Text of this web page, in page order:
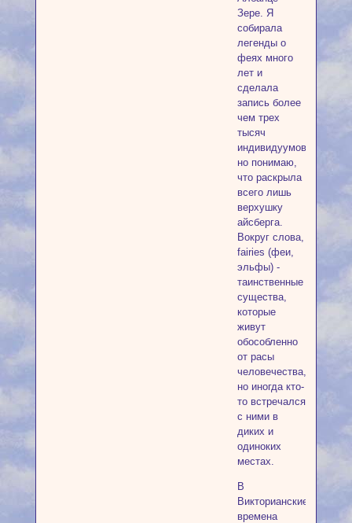
Зере. Я
собирала
легенды о
феях много
лет и
сделала
запись более
чем трех
тысяч
индивидуумов,
но понимаю,
что раскрыла
всего лишь
верхушку
айсберга.
Вокруг слова,
fairies (феи,
эльфы) -
таинственные
существа,
которые
живут
обособленно
от расы
человечества,
но иногда кто-
то встречался
с ними в
диких и
одиноких
местах.
В
Викторианские
времена